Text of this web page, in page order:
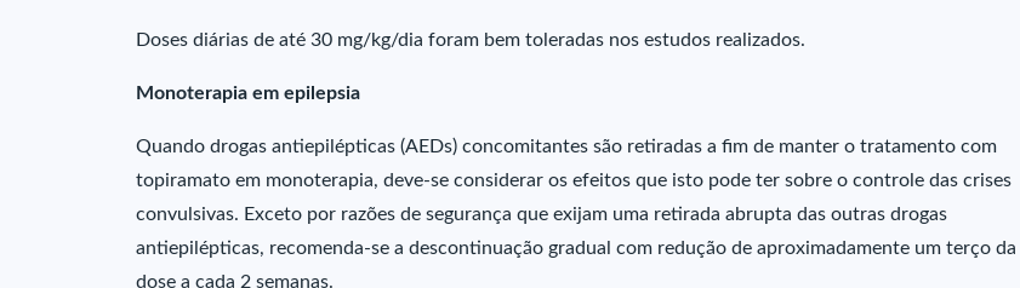
Doses diárias de até 30 mg/kg/dia foram bem toleradas nos estudos realizados.
Monoterapia em epilepsia
Quando drogas antiepilépticas (AEDs) concomitantes são retiradas a fim de manter o tratamento com
topiramato em monoterapia, deve-se considerar os efeitos que isto pode ter sobre o controle das crises
convulsivas. Exceto por razões de segurança que exijam uma retirada abrupta das outras drogas
antiepilépticas, recomenda-se a descontinuação gradual com redução de aproximadamente um terço da
dose a cada 2 semanas.